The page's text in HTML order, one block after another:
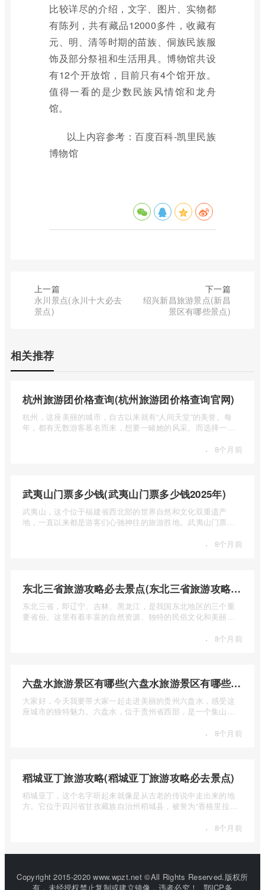
比较详尽的介绍，文字、图片、实物都
有陈列，共有藏品12000多件，收藏有
元、明、清等时期的苗族、侗族民族服
饰及部分祭祖和生活用具。博物馆共设
有12个开放馆，目前只有4个馆开放。
值得一看的是少数民族风情馆和龙舟
馆。
以上内容参考：百度百科-凯里民族
博物馆
上一篇
永川景点(永川十大必去
景点)
下一篇
绍兴新昌旅游景点(新昌
景区有哪些景点)
相关推荐
杭州旅游团价格查询(杭州旅游团价格查询官网)
杭州，这座美丽的城市，自古以来就有“人间天堂”的美誉。每
年，都有无数游客慕名而来，想要一睹她的风采。而选择一个
· 8个月前
武夷山门票多少钱(武夷山门票多少钱2025年)
武夷山，这个位于福建省西北部的世界自然和文化双重遗产
地，一直以来都是游客们心驰神往的旅游胜地。武夷山门票多
· 8个月前
东北三省旅游攻略必去景点(东北三省旅游攻略必去景点视频介绍)
东北三省，即辽宁、吉林、黑龙江，是我国东北地区的三个重
要省份。这里有着丰富的自然资源、独特的民俗文化和美丽的
· 8个月前
六盘水旅游景区有哪些(六盘水旅游景区有哪些景点值得去)
大家好，今天我要带大家一起走进美丽的贵州六盘水，感受这
座城市的独特魅力。六盘水，位于贵州省西部，是一个集山水
· 8个月前
稻城亚丁旅游攻略(稻城亚丁旅游攻略必去景点)
稻城亚丁，这个名字听起来就像是从古老的传说中走出来的地
方。它位于四川省甘孜藏族自治州稻城县，被誉为“香格里拉的
· 8个月前
Copyright 2015-2020 www.wpzt.net ©All Rights Reserved.版权所
有，未经授权禁止复制或建立镜像，违者必究！
鄂ICP备